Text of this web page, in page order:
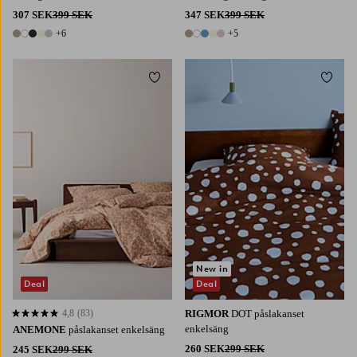
307 SEK399 SEK
11 färger
+6
347 SEK399 SEK
10 färger
+5
ANEMONE påslakanset enkelsäng
245 SEK299 SEK
4,8 baserat på 83 st betyg
4,8 (83)
Deal
Lägg till i favoriter
RIGMOR DOT påslakanset
enkelsäng
260 SEK299 SEK
New in
Deal
Lägg